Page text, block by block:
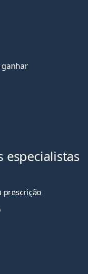
r
especialistas
prescrição